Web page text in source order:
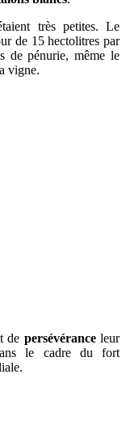
très petites. Le
de 15 hectolitres par
de pénurie, même le
vigne.
de persévéranceleur
le cadre du fort